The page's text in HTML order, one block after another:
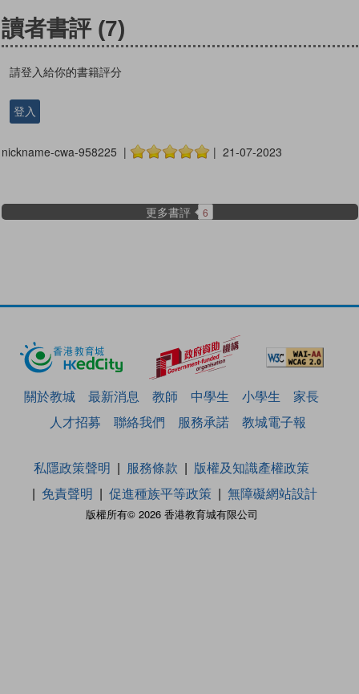
讀者書評 (7)
請登入給你的書籍評分
登入
nickname-cwa-958225 | | 21-07-2023
更多書評 6
關於教城 最新消息 教師 中學生 小學生
家長
人才招募
聯絡我們 服務承諾 教城電子報
版權所有© 2026 香港教育城有限公司
私隱政策聲明 服務條款
版權及知識產權政策
免責聲明
促進種族平等政策 無障礙網站設計